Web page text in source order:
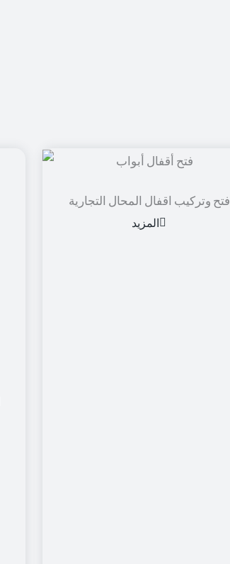
فتح وتركيب اقفال المحال التجارية
المزيد